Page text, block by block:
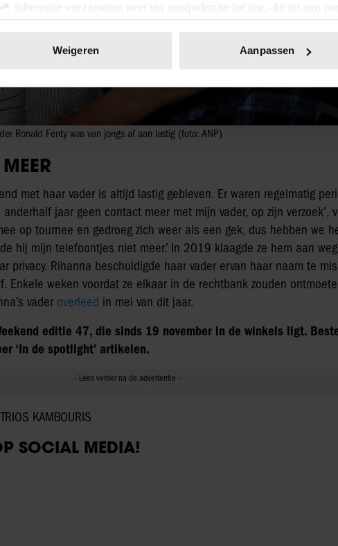
Informatie verzamelen over uw geografische locatie, die tot een
Uw apparaat identificeren door het actief te scannen op specifieke
op elk moment wijzigen of intrekken in de Cookieverklaring.
cookies om content en advertenties te personaliseren, om
te analyseren. Ook delen we informatie over uw gebruik
adverteren en analyse. Deze partners kunnen deze gegevens
of die ze hebben verzameld op basis van uw gebruik van hun
website blijft gebruiken.
Weigeren Aanpassen
Ronald Fenty was van jongs af aan lastig (foto: ANP)
met haar vader is altijd lastig gebleven. Er waren regelmatig
jaar geen contact meer met mijn vader, op zijn verzoek’,
op tournee en gedroeg zich weer als een gek, dus hebben we
hij mijn telefoontjes niet meer.’ In 2019 klaagde ze hem aan
privacy. Rihanna beschuldigde haar vader ervan haar naam te
Enkele weken voordat ze elkaar in de rechtbank zouden
vader overleed in mei van dit jaar.
editie 47, die sinds 19 november in de winkels ligt.
‘In de spotlight’ artikelen.
KAMBOURIS
SOCIAL MEDIA!